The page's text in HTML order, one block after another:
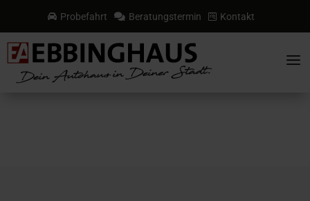
 Probefahrt  Beratungstermin  Kontakt
a